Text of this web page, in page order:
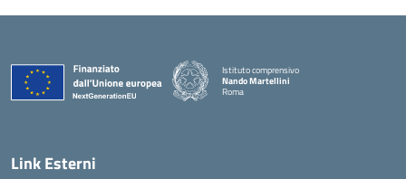
Istituto comprensivo
Nando Martellini
Roma
Link Esterni